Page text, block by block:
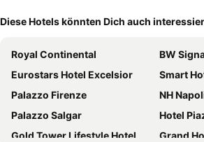
Diese Hotels könnten Dich auch
Royal Continental
BW
Eurostars Hotel Excelsior
Smart
Palazzo Firenze
NH
Palazzo Salgar
Hotel
Gold Tower Lifestyle Hotel
Grand